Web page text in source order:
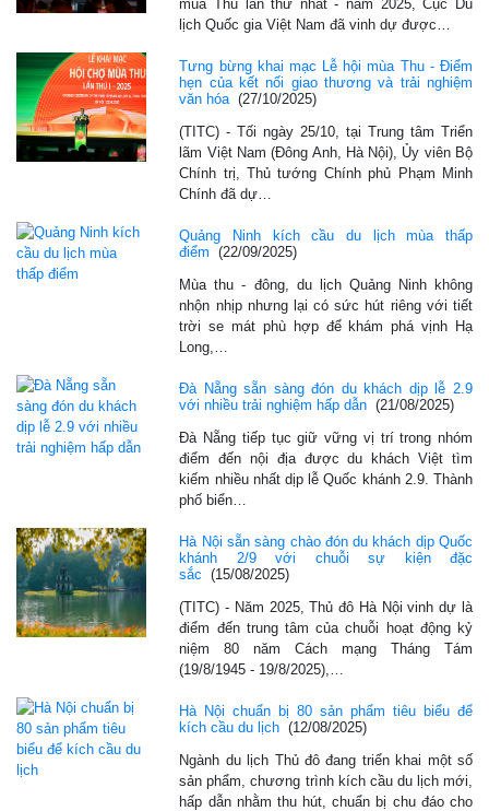
mùa Thu lần thứ nhất - năm 2025, Cục Du
lịch Quốc gia Việt Nam đã vinh dự được…
Tưng bừng khai mạc Lễ hội mùa Thu - Điểm
hẹn của kết nối giao thương và trải nghiệm
văn hóa (27/10/2025)
(TITC) - Tối ngày 25/10, tại Trung tâm Triển
lãm Việt Nam (Đông Anh, Hà Nội), Ủy viên Bộ
Chính trị, Thủ tướng Chính phủ Phạm Minh
Chính đã dự…
Quảng Ninh kích cầu du lịch mùa thấp
điểm
(22/09/2025)
Mùa thu - đông, du lịch Quảng Ninh không
nhộn nhịp nhưng lại có sức hút riêng với tiết
trời se mát phù hợp để khám phá vịnh Hạ
Long,…
Đà Nẵng sẵn sàng đón du khách dịp lễ 2.9
với nhiều trải nghiệm hấp dẫn (21/08/2025)
Đà Nẵng tiếp tục giữ vững vị trí trong nhóm
điểm đến nội địa được du khách Việt tìm
kiếm nhiều nhất dịp lễ Quốc khánh 2.9. Thành
phố biển…
Hà Nội sẵn sàng chào đón du khách dịp Quốc
khánh 2/9 với chuỗi sự kiện đặc
sắc
(15/08/2025)
(TITC) - Năm 2025, Thủ đô Hà Nội vinh dự là
điểm đến trung tâm của chuỗi hoạt động kỷ
niệm 80 năm Cách mạng Tháng Tám
(19/8/1945 - 19/8/2025),…
Hà Nội chuẩn bị 80 sản phẩm tiêu biểu để
kích cầu du lịch (12/08/2025)
Ngành du lịch Thủ đô đang triển khai một số
sản phẩm, chương trình kích cầu du lịch mới,
hấp dẫn nhằm thu hút, chuẩn bị chu đáo cho